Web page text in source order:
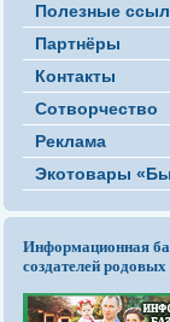
Полезные
Партнёры
Контакты
Сотворчество
Реклама
Экотовары
Информационная
создателей